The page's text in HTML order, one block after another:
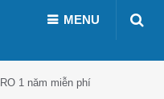
MENU
1 năm miễn phí